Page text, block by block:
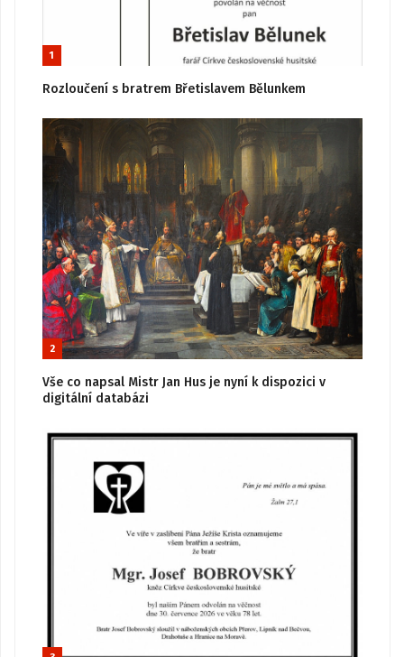
1
Rozloučení s bratrem Břetislavem Bělunkem
2
Vše co napsal Mistr Jan Hus je nyní k dispozici v
digitální databázi